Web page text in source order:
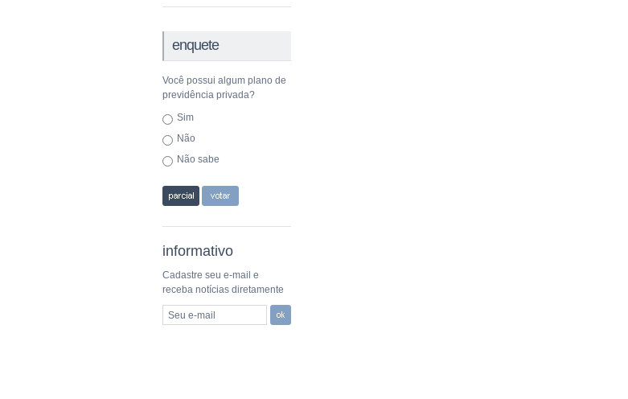
enquete
Você possui algum plano de
previdência privada?
Sim
Não
Não sabe
informativo
Cadastre seu e-mail e
receba notícias diretamente
Seu e-mail